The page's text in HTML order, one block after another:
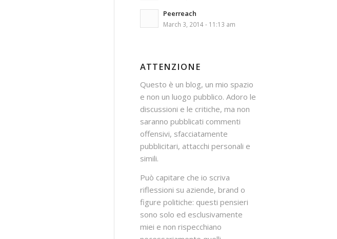
Peerreach
March 3, 2014 - 11:13 am
ATTENZIONE
Questo è un blog, un mio spazio
e non un luogo pubblico. Adoro le
discussioni e le critiche, ma non
saranno pubblicati commenti
offensivi, sfacciatamente
pubblicitari, attacchi personali e
simili.
Può capitare che io scriva
riflessioni su aziende, brand o
figure politiche: questi pensieri
sono solo ed esclusivamente
miei e non rispecchiano